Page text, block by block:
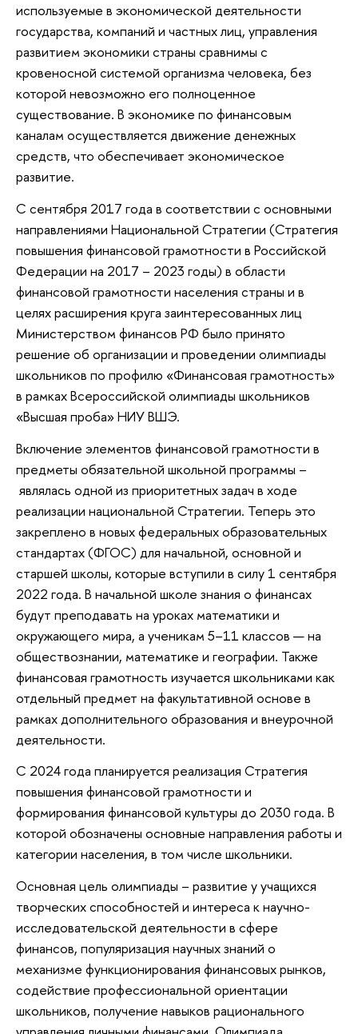
используемые в экономической деятельности
государства, компаний и частных лиц, управления
развитием экономики страны сравнимы с
кровеносной системой организма человека, без
которой невозможно его полноценное
существование. В экономике по финансовым
каналам осуществляется движение денежных
средств, что обеспечивает экономическое
развитие.
С сентября 2017 года в соответствии с основными
направлениями Национальной Стратегии (Стратегия
повышения финансовой грамотности в Российской
Федерации на 2017 – 2023 годы) в области
финансовой грамотности населения страны и в
целях расширения круга заинтересованных лиц
Министерством финансов РФ было принято
решение об организации и проведении олимпиады
школьников по профилю «Финансовая грамотность»
в рамках Всероссийской олимпиады школьников
«Высшая проба» НИУ ВШЭ.
Включение элементов финансовой грамотности в
предметы обязательной школьной программы –
являлась одной из приоритетных задач в ходе
реализации национальной Стратегии. Теперь это
закреплено в новых федеральных образовательных
стандартах (ФГОС) для начальной, основной и
старшей школы, которые вступили в силу 1 сентября
2022 года. В начальной школе знания о финансах
будут преподавать на уроках математики и
окружающего мира, а ученикам 5–11 классов — на
обществознании, математике и географии. Также
финансовая грамотность изучается школьниками как
отдельный предмет на факультативной основе в
рамках дополнительного образования и внеурочной
деятельности.
С 2024 года планируется реализация Стратегия
повышения финансовой грамотности и
формирования финансовой культуры до 2030 года. В
которой обозначены основные направления работы и
категории населения, в том числе школьники.
Основная цель олимпиады – развитие у учащихся
творческих способностей и интереса к научно-
исследовательской деятельности в сфере
финансов, популяризация научных знаний о
механизме функционирования финансовых рынков,
содействие профессиональной ориентации
школьников, получение навыков рационального